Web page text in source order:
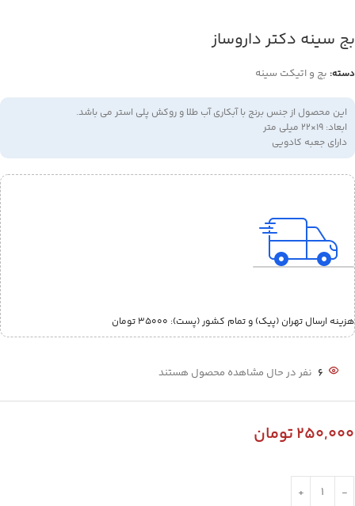
بج سینه دکتر داروساز
دسته: بج و اتیکت سینه
این محصول از جنس برنج با آبکاری آب طلا و روکش پلی استر می باشد.
ابعاد: 19×22 میلی متر
دارای جعبه کادویی
هزینه ارسال تهران (پیک) و تمام کشور (پست):‌ 35000 تومان
6 نفر در حال مشاهده محصول هستند
250,000تومان